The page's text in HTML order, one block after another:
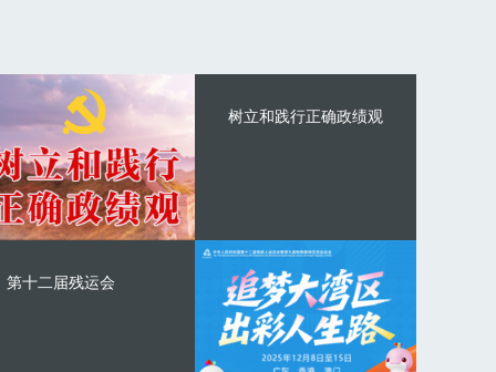
树立和践行正确政绩观
第十二届残运会